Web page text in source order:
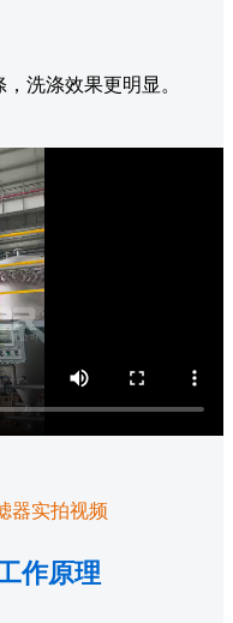
洗涤效果更明显。
器实拍视频
作原理